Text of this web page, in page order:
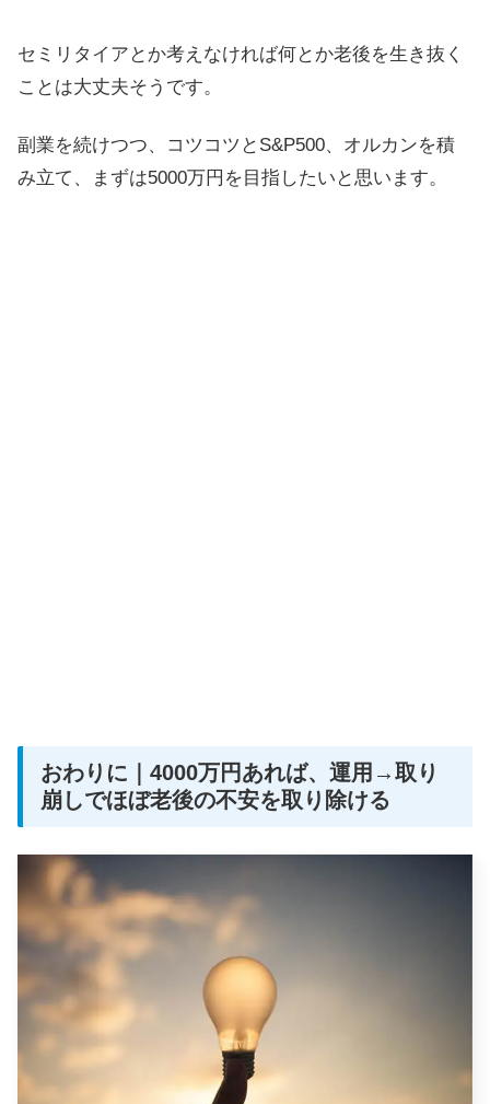
セミリタイアとか考えなければ何とか老後を生き抜く
ことは大丈夫そうです。
副業を続けつつ、コツコツとS&P500、オルカンを積
み立て、まずは5000万円を目指したいと思います。
おわりに｜4000万円あれば、運用→取り
崩しでほぼ老後の不安を取り除ける